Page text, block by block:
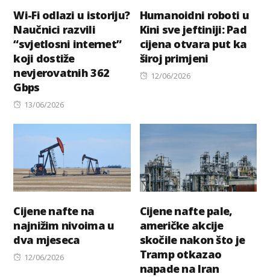
Wi-Fi odlazi u istoriju?
Naučnici razvili
“svjetlosni internet”
koji dostiže
nevjerovatnih 362
Gbps
Posted
13/06/2026
Humanoidni roboti u
Kini sve jeftiniji: Pad
cijena otvara put ka
široj primjeni
Posted
12/06/2026
Cijene nafte na
najnižim nivoima u
dva mjeseca
Posted
12/06/2026
Cijene nafte pale,
američke akcije
skočile nakon što je
Tramp otkazao
napade na Iran